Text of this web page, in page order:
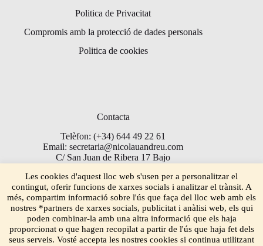
Politica de Privacitat
Compromis amb la protecció de dades personals
Politica de cookies
Contacta
Telèfon: (+34) 644 49 22 61
Email: secretaria@nicolauandreu.com
C/ San Juan de Ribera 17 Bajo
Les cookies d'aquest lloc web s'usen per a personalitzar el
contingut, oferir funcions de xarxes socials i analitzar el trànsit. A
més, compartim informació sobre l'ús que faça del lloc web amb els
nostres *partners de xarxes socials, publicitat i anàlisi web, els qui
poden combinar-la amb una altra informació que els haja
proporcionat o que hagen recopilat a partir de l'ús que haja fet dels
seus serveis. Vosté accepta les nostres cookies si continua utilitzant